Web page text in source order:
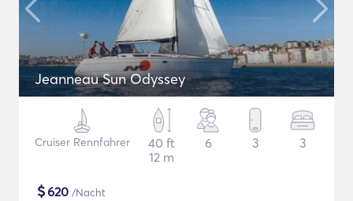
Jeanneau Sun Odyssey
Cruiser Rennfahrer
40 ft
12 m
6 3 3
$620 /Nacht